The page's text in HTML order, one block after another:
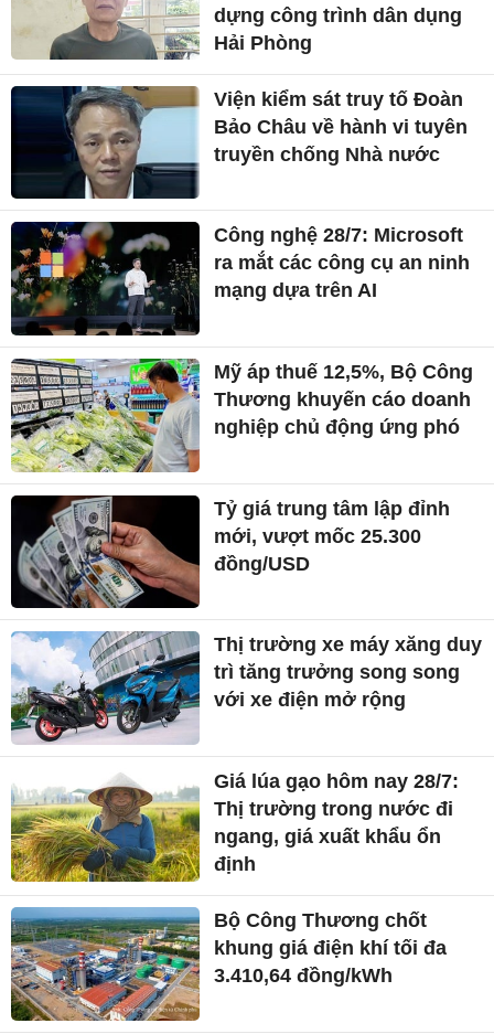
dựng công trình dân dụng
Hải Phòng
Viện kiểm sát truy tố Đoàn
Bảo Châu về hành vi tuyên
truyền chống Nhà nước
Công nghệ 28/7: Microsoft
ra mắt các công cụ an ninh
mạng dựa trên AI
Mỹ áp thuế 12,5%, Bộ Công
Thương khuyến cáo doanh
nghiệp chủ động ứng phó
Tỷ giá trung tâm lập đỉnh
mới, vượt mốc 25.300
đồng/USD
Thị trường xe máy xăng duy
trì tăng trưởng song song
với xe điện mở rộng
Giá lúa gạo hôm nay 28/7:
Thị trường trong nước đi
ngang, giá xuất khẩu ổn
định
Bộ Công Thương chốt
khung giá điện khí tối đa
3.410,64 đồng/kWh